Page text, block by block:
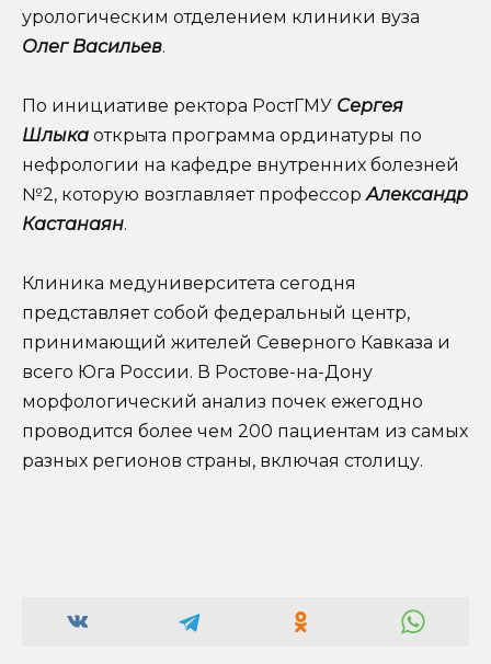
урологическим отделением клиники вуза
Олег Васильев.
По инициативе ректора РостГМУ Сергея
Шлыка открыта программа ординатуры по
нефрологии на кафедре внутренних болезней
№2, которую возглавляет профессорАлександр
Кастанаян.
Клиника медуниверситета сегодня
представляет собой федеральный центр,
принимающий жителей Северного Кавказа и
всего Юга России. В Ростове-на-Дону
морфологический анализ почек ежегодно
проводится более чем 200 пациентам из самых
разных регионов страны, включая столицу.